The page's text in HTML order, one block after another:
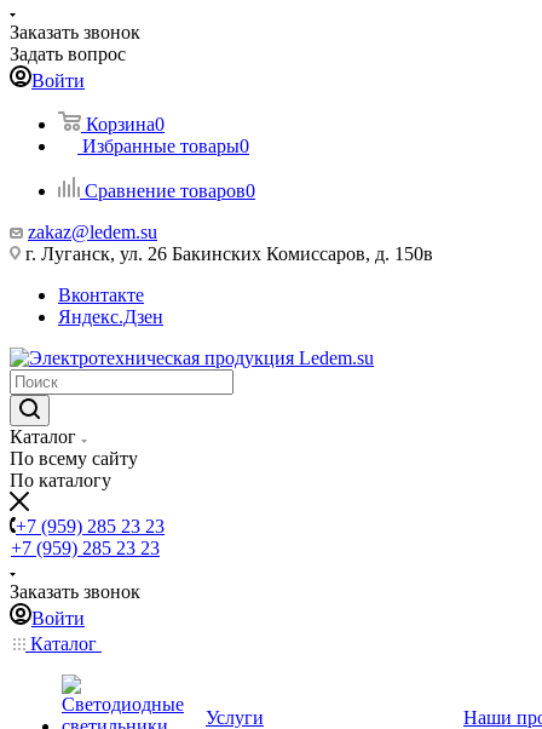
Заказать звонок
Задать вопрос
Войти
Корзина0
Избранные товары0
Сравнение товаров0
zakaz@ledem.su
г. Луганск, ул. 26 Бакинских Комиссаров, д. 150в
Вконтакте
Яндекс.Дзен
Каталог
По всему сайту
По каталогу
+7 (959) 285 23 23
+7 (959) 285 23 23
Заказать звонок
Войти
Каталог
Услуги
Наши